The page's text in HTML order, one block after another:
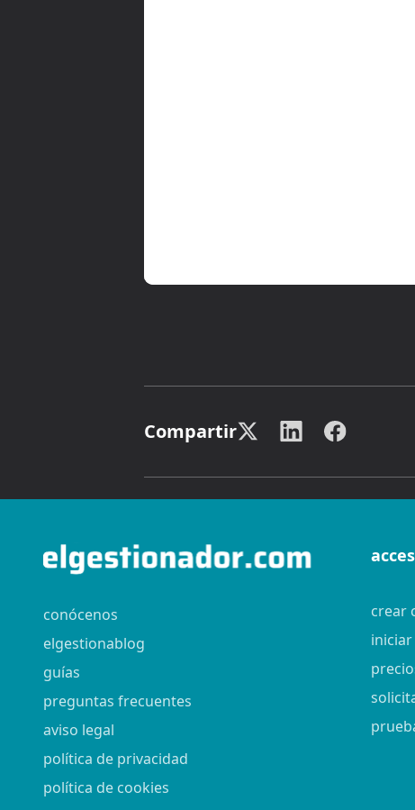
Compartir
conócenos
elgestionablog
guías
preguntas frecuentes
aviso legal
política de privacidad
política de cookies
crear